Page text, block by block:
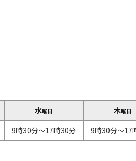
水曜日 木曜日
9時30分～17時30分 9時30分～17